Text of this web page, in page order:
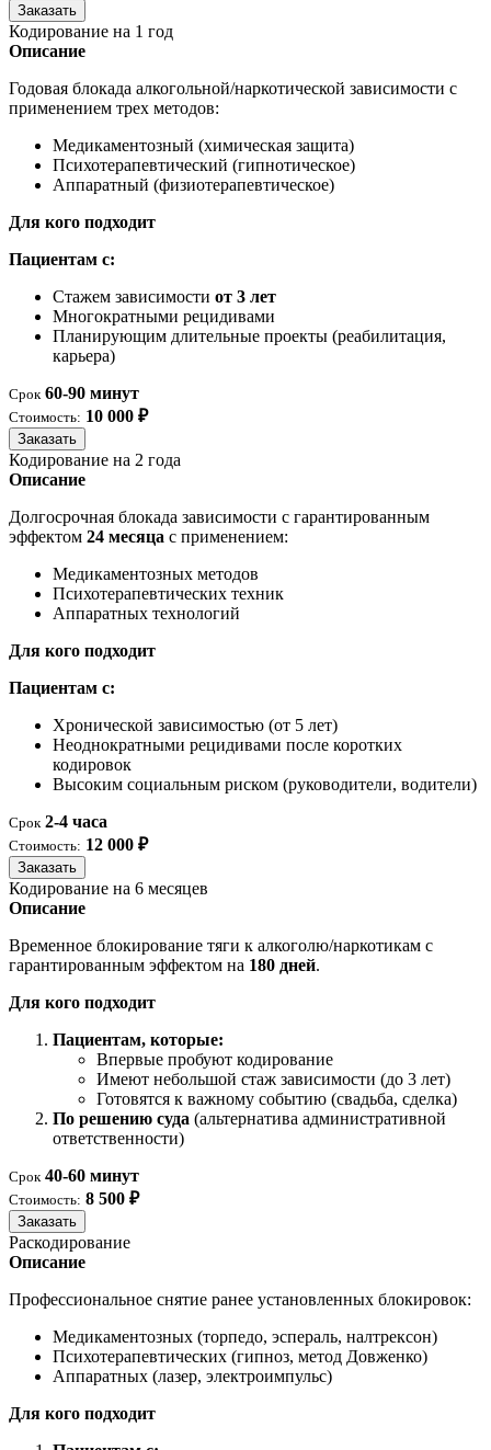
Заказать
Кодирование на 1 год
Описание
Годовая блокада алкогольной/наркотической зависимости с
применением трех методов:
Медикаментозный (химическая защита)
Психотерапевтический (гипнотическое)
Аппаратный (физиотерапевтическое)
Для кого подходит
Пациентам с:
Стажем зависимости от 3 лет
Многократными рецидивами
Планирующим длительные проекты (реабилитация,
карьера)
Срок 60-90 минут
Стоимость: 10 000 ₽
Заказать
Кодирование на 2 года
Описание
Долгосрочная блокада зависимости с гарантированным
эффектом 24 месяца с применением:
Медикаментозных методов
Психотерапевтических техник
Аппаратных технологий
Для кого подходит
Пациентам с:
Хронической зависимостью (от 5 лет)
Неоднократными рецидивами после коротких
кодировок
Высоким социальным риском (руководители, водители)
Срок 2-4 часа
Стоимость: 12 000 ₽
Заказать
Кодирование на 6 месяцев
Описание
Временное блокирование тяги к алкоголю/наркотикам с
гарантированным эффектом на 180 дней.
Для кого подходит
Пациентам, которые:
Впервые пробуют кодирование
Имеют небольшой стаж зависимости (до 3 лет)
Готовятся к важному событию (свадьба, сделка)
По решению суда (альтернатива административной
ответственности)
Срок 40-60 минут
Стоимость: 8 500 ₽
Заказать
Раскодирование
Описание
Профессиональное снятие ранее установленных блокировок:
Медикаментозных (торпедо, эспераль, налтрексон)
Психотерапевтических (гипноз, метод Довженко)
Аппаратных (лазер, электроимпульс)
Для кого подходит